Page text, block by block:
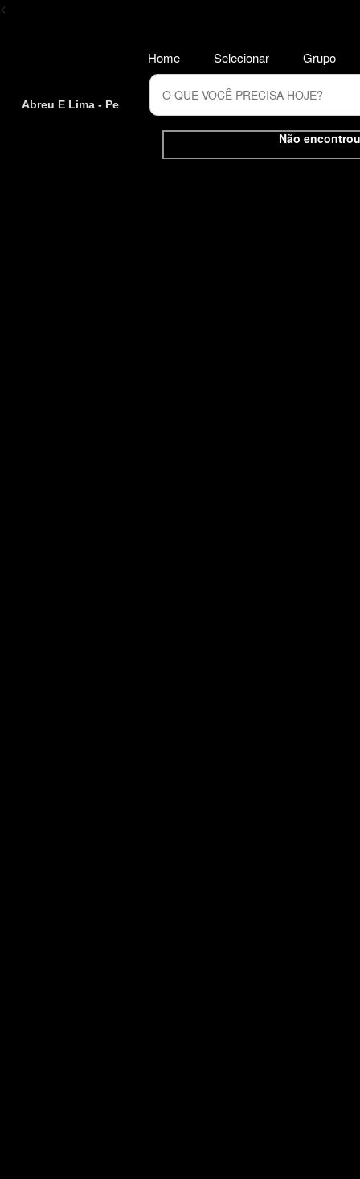
<
Abreu E Lima - Pe
Não
Home Selecionar Grupo